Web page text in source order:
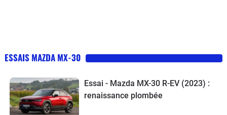
ESSAIS MAZDA MX-30
Essai - Mazda MX-30 R-EV (2023) :
renaissance plombée